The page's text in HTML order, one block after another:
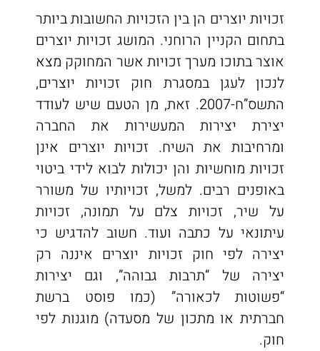
זכויות יוצרים הן בין הזכויות החשובות ביותר
בתחום הקניין הרוחני. המושג זכויות יוצרים
אוצר בתוכו מערך זכויות אשר המחוקק מצא
לנכון לעגן במסגרת חוק זכויות יוצרים,
התשס”ח-2007. זאת, מן הטעם שיש לעודד
יצירת יצירות המעשירות את החברה
ומרחיבות את השיח. זכויות יוצרים אינן
זכויות מוחשיות והן יכולות לבוא לידי ביטוי
באופנים רבים. למשל, זכויותיו של משורר
על שיר, זכויות צלם על תמונה, זכויות
עיתונאי על כתבה ועוד. חשוב להדגיש כי
יצירה לפי חוק זכויות יוצרים איננה רק
יצירה של “תרבות גבוהה”, וגם יצירות
“פשוטות לכאורה” (כמו פוסט ברשת
חברתית או מתכון של מסעדה) מוגנות לפי
חוק.